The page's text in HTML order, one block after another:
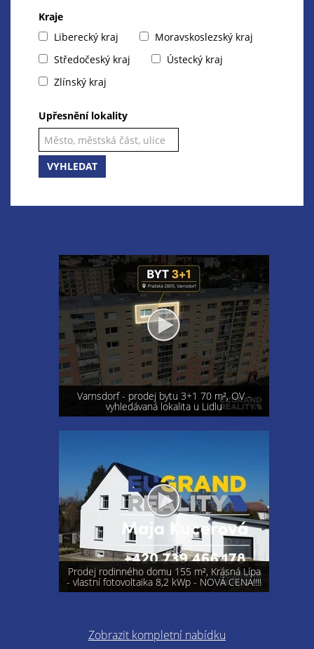
Kraje
Liberecký kraj
Moravskoslezský kraj
Středočeský kraj
Ústecký kraj
Zlínský kraj
Upřesnění lokality
VYHLEDAT
Varnsdorf - prodej bytu 3+1 70 m², OV -
vyhledávaná lokalita u Lidlu
Prodej rodinného domu 155 m², Krásná Lípa
- vlastní fotovoltaika 8,2 kWp - NOVÁ CENA!!!!
Zobrazit kompletní nabídku